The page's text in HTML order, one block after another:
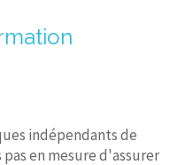
indépendants de
en mesure d'assurer